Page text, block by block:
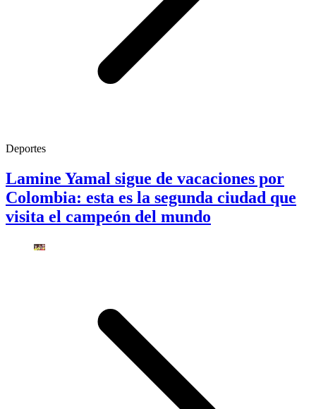
Deportes
Lamine Yamal sigue de vacaciones por
Colombia: esta es la segunda ciudad que
visita el campeón del mundo